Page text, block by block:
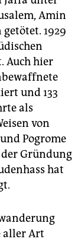
Amin
1929
Auch hier
und 133
als
von
Pogrome
der Gründung
hat
aller Art